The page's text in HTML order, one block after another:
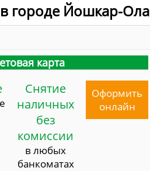
в городе Йошкар-Ола
карта
Снятие
наличных
без
комиссии
в любых
банкоматах
Оформить
онлайн